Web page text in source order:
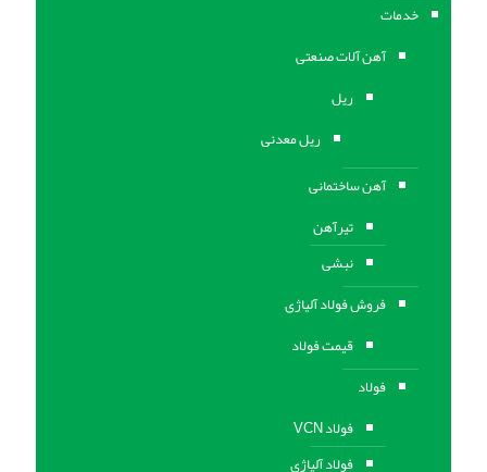
خدمات
آهن آلات صنعتی
ریل
ریل معدنی
آهن ساختمانی
تیرآهن
نبشی
فروش فولاد آلیاژی
قیمت فولاد
فولاد
فولاد VCN
فولاد آلیاژی